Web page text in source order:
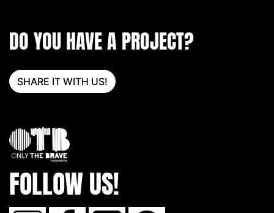
DO YOU HAVE A PROJECT?
SHARE IT WITH US!
FOLLOW US!